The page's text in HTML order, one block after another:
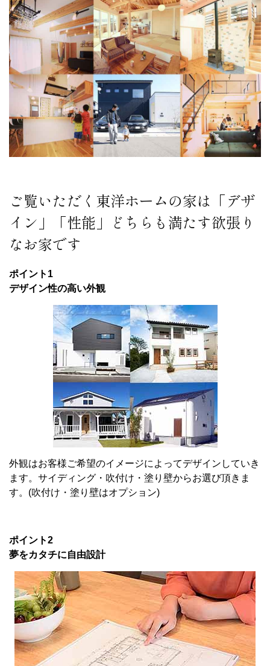
ご覧いただく東洋ホームの家は「デザ
イン」「性能」どちらも満たす欲張り
なお家です
ポイント1
デザイン性の高い外観
外観はお客様ご希望のイメージによってデザインしていき
ます。サイディング・吹付け・塗り壁からお選び頂きま
す。(吹付け・塗り壁はオプション)
ポイント2
夢をカタチに自由設計